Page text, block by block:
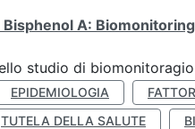
A:
studio di
EPIDEMIOLOGIA
TUTELA DELLA SALUTE